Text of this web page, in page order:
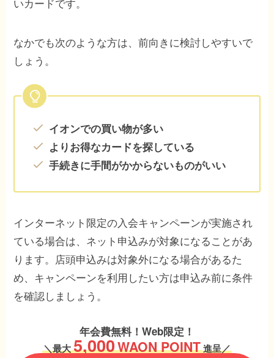
なかでも次のような方は、前向きに検討しやすいで
しょう。
イオンでの買い物が多い
よりお得なカードを探している
手続きに手間がかからないものがいい
インターネット限定の入会キャンペーンが実施され
ている場合は、ネット申込みが対象になることがあ
ります。店頭申込みは対象外になる場合があるた
め、キャンペーンを利用したい方は申込み前に条件
を確認しましょう。
年会費無料！Web限定！
＼最大5,000WAON POINT進呈／